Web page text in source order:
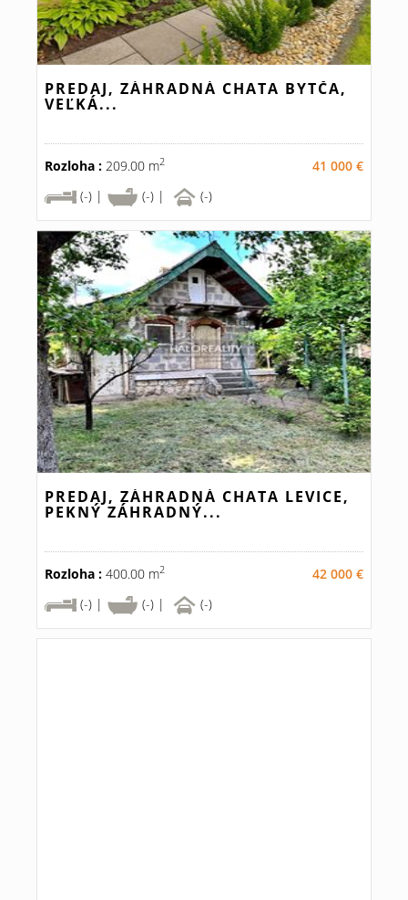
PREDAJ, ZÁHRADNÁ CHATA BYTČA,
VEĽKÁ...
Rozloha : 209.00 m2
41 000 €
(-) |
(-) | (-)
PREDAJ, ZÁHRADNÁ CHATA LEVICE,
PEKNÝ ZÁHRADNÝ...
Rozloha : 400.00 m2
42 000 €
(-) |
(-) | (-)